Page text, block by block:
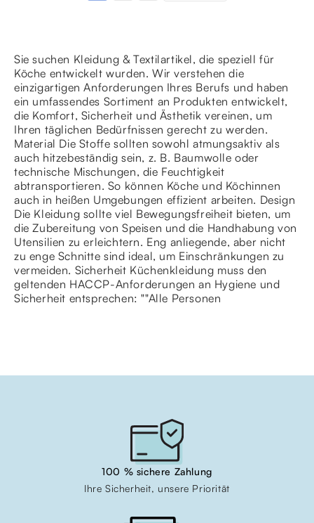
Sie suchen Kleidung & Textilartikel, die speziell für
Köche entwickelt wurden. Wir verstehen die
einzigartigen Anforderungen Ihres Berufs und haben
ein umfassendes Sortiment an Produkten entwickelt,
die Komfort, Sicherheit und Ästhetik vereinen, um
Ihren täglichen Bedürfnissen gerecht zu werden.
Material Die Stoffe sollten sowohl atmungsaktiv als
auch hitzebeständig sein, z. B. Baumwolle oder
technische Mischungen, die Feuchtigkeit
abtransportieren. So können Köche und Köchinnen
auch in heißen Umgebungen effizient arbeiten. Design
Die Kleidung sollte viel Bewegungsfreiheit bieten, um
die Zubereitung von Speisen und die Handhabung von
Utensilien zu erleichtern. Eng anliegende, aber nicht
zu enge Schnitte sind ideal, um Einschränkungen zu
vermeiden. Sicherheit Küchenkleidung muss den
geltenden HACCP-Anforderungen an Hygiene und
Sicherheit entsprechen: ""Alle Personen
100 % sichere Zahlung
Ihre Sicherheit, unsere Priorität